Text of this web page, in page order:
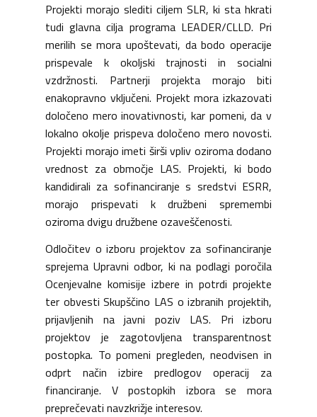
Projekti morajo slediti ciljem SLR, ki sta hkrati
tudi glavna cilja programa LEADER/CLLD. Pri
merilih se mora upoštevati, da bodo operacije
prispevale k okoljski trajnosti in socialni
vzdržnosti. Partnerji projekta morajo biti
enakopravno vključeni. Projekt mora izkazovati
določeno mero inovativnosti, kar pomeni, da v
lokalno okolje prispeva določeno mero novosti.
Projekti morajo imeti širši vpliv oziroma dodano
vrednost za območje LAS. Projekti, ki bodo
kandidirali za sofinanciranje s sredstvi ESRR,
morajo prispevati k družbeni spremembi
oziroma dvigu družbene ozaveščenosti.
Odločitev o izboru projektov za sofinanciranje
sprejema Upravni odbor, ki na podlagi poročila
Ocenjevalne komisije izbere in potrdi projekte
ter obvesti Skupščino LAS o izbranih projektih,
prijavljenih na javni poziv LAS. Pri izboru
projektov je zagotovljena transparentnost
postopka. To pomeni pregleden, neodvisen in
odprt način izbire predlogov operacij za
financiranje. V postopkih izbora se mora
preprečevati navzkrižje interesov.